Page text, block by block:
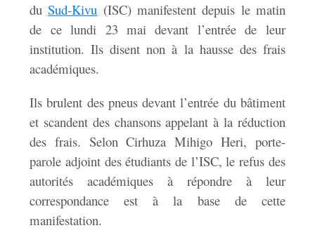
duSud-Kivu (ISC) manifestent depuis le matin
de ce lundi 23 mai devant l’entrée de leur
institution. Ils disent non à la hausse des frais
académiques.
Ils brulent des pneus devant l’entrée du bâtiment
et scandent des chansons appelant à la réduction
des frais. Selon Cirhuza Mihigo Heri, porte-
parole adjoint des étudiants de l’ISC, le refus des
autorités académiques à répondre à leur
correspondance est à la base de cette
manifestation.